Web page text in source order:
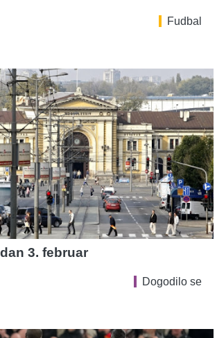
Fudbal
3. februar
Dogodilo se